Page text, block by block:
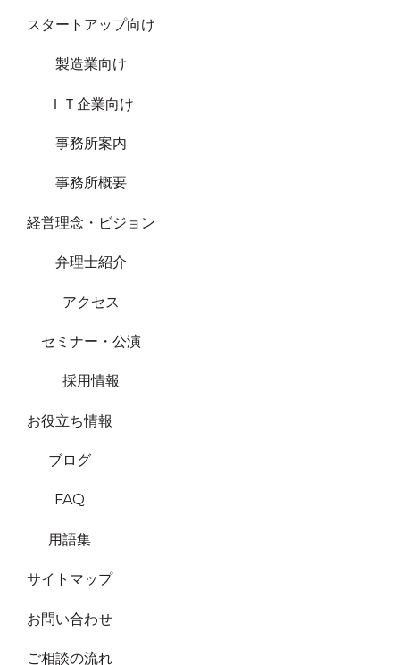
スタートアップ向け
製造業向け
ＩＴ企業向け
事務所案内
事務所概要
経営理念・ビジョン
弁理士紹介
アクセス
セミナー・公演
採用情報
お役立ち情報
ブログ
FAQ
用語集
サイトマップ
お問い合わせ
ご相談の流れ